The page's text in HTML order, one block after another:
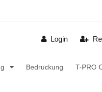
Login
Bedruckung T-PRO